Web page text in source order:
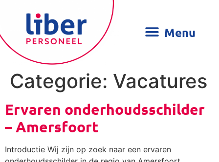
Categorie: Vacatures
Ervaren onderhoudsschilder
– Amersfoort
Introductie Wij zijn op zoek naar een ervaren